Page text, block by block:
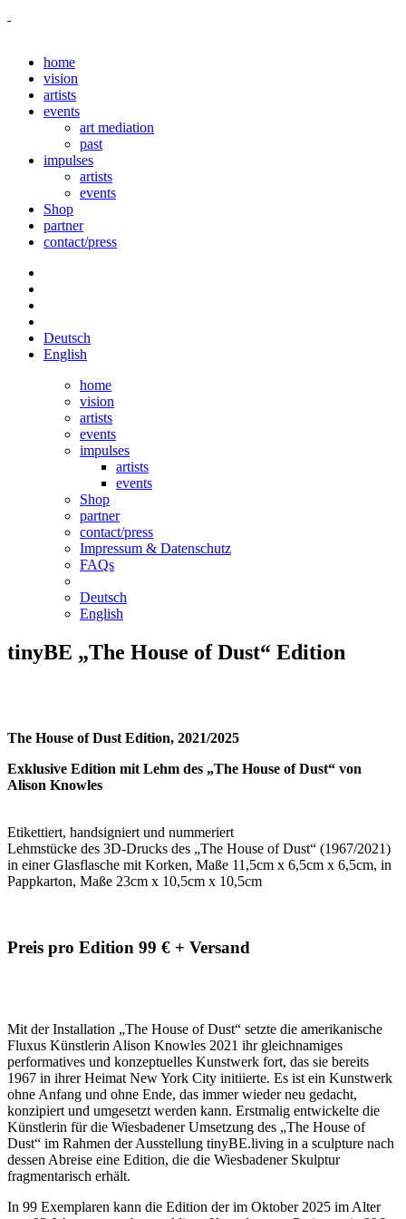
home
vision
artists
events
art mediation
past
impulses
artists
events
Shop
partner
contact/press
Deutsch
English
home
vision
artists
events
impulses
artists
events
Shop
partner
contact/press
Impressum & Datenschutz
FAQs
Deutsch
English
tinyBE „The House of Dust“ Edition
The House of Dust Edition, 2021/2025
Exklusive Edition mit Lehm des „The House of Dust“ von
Alison Knowles
Etikettiert, handsigniert und nummeriert
Lehmstücke des 3D-Drucks des „The House of Dust“ (1967/2021)
in einer Glasflasche mit Korken, Maße 11,5cm x 6,5cm x 6,5cm, in
Pappkarton, Maße 23cm x 10,5cm x 10,5cm
Preis pro Edition 99 € + Versand
Mit der Installation „The House of Dust“ setzte die amerikanische
Fluxus Künstlerin Alison Knowles 2021 ihr gleichnamiges
performatives und konzeptuelles Kunstwerk fort, das sie bereits
1967 in ihrer Heimat New York City initiierte. Es ist ein Kunstwerk
ohne Anfang und ohne Ende, das immer wieder neu gedacht,
konzipiert und umgesetzt werden kann. Erstmalig entwickelte die
Künstlerin für die Wiesbadener Umsetzung des „The House of
Dust“ im Rahmen der Ausstellung tinyBE.living in a sculpture nach
dessen Abreise eine Edition, die die Wiesbadener Skulptur
fragmentarisch erhält.
In 99 Exemplaren kann die Edition der im Oktober 2025 im Alter